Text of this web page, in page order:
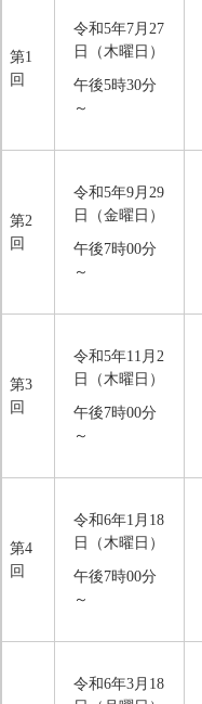
第1
回
令和5年7月27
日（木曜日）
午後5時30分
～
第2
回
令和5年9月29
日（金曜日）
午後7時00分
～
第3
回
令和5年11月2
日（木曜日）
午後7時00分
～
第4
回
令和6年1月18
日（木曜日）
午後7時00分
～
令和6年3月18